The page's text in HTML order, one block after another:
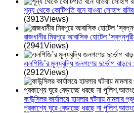
শূন্য থেকে কোটিপতি বনে যাওয়া সোহাগ
(3913Views)
রাজধানীর মিরপুরে আবাসিক হোটেল
(2941Views)
এলপিজি’র মূল্যবৃদ্ধি জনগণের দুর্ভোগ বাড়বে
(2912Views)
কাউন্সিলর কার্যালয়ে হামলার ঘটনায় মামলার
প্রকাশ্যে ঘুরে বেড়াচ্ছে ধরছে না